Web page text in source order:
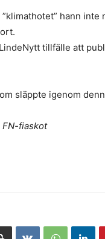
hann
tillfälle att
släppte igenom
FN-fiaskot